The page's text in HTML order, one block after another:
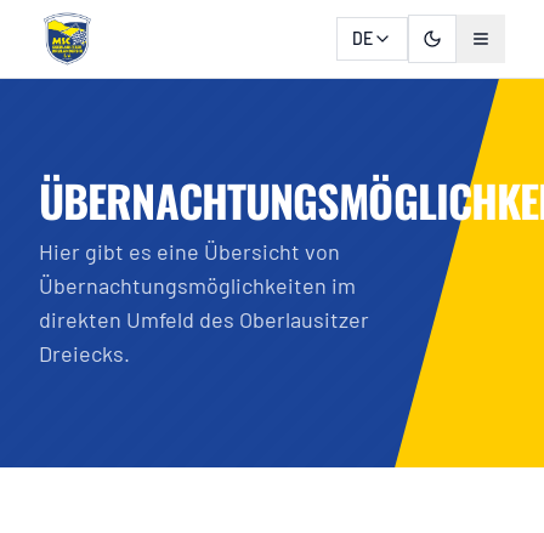
DE
Hier gibt es eine Übersicht von
Übernachtungsmöglichkeiten im
direkten Umfeld des Oberlausitzer
Dreiecks.